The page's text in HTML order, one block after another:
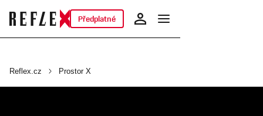
Předplatné
Reflex.cz Prostor X